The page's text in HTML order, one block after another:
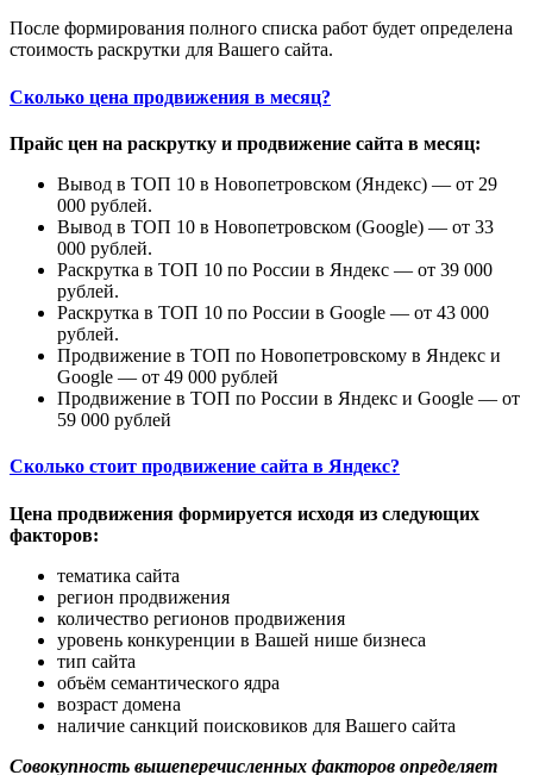
После формирования полного списка работ будет определена
стоимость раскрутки для Вашего сайта.
Сколько цена продвижения в месяц?
Прайс цен на раскрутку и продвижение сайта в месяц:
Вывод в ТОП 10 в Новопетровском (Яндекс) — от 29
000 рублей.
Вывод в ТОП 10 в Новопетровском (Google) — от 33
000 рублей.
Раскрутка в ТОП 10 по России в Яндекс — от 39 000
рублей.
Раскрутка в ТОП 10 по России в Google — от 43 000
рублей.
Продвижение в ТОП по Новопетровскому в Яндекс и
Google — от 49 000 рублей
Продвижение в ТОП по России в Яндекс и Google — от
59 000 рублей
Сколько стоит продвижение сайта в Яндекс?
Цена продвижения формируется исходя из следующих
факторов:
тематика сайта
регион продвижения
количество регионов продвижения
уровень конкуренции в Вашей нише бизнеса
тип сайта
объём семантического ядра
возраст домена
наличие санкций поисковиков для Вашего сайта
Совокупность вышеперечисленных факторов определяет